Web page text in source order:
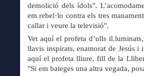
demolició dels ídols".
em rebel·lo contra els tres
callar i veure la televisió".
Vet aquí el profeta d’ulls
llavis inspirats, enamorat de Jesús
aquí el profeta lliure, fill de la
"Si em bateges una altra vegada,